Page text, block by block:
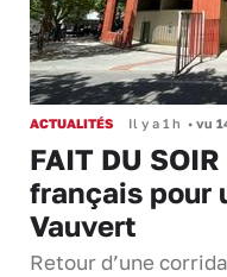
ACTUALITÉS Il y a 1 h • vu
FAIT DU
français pour
Vauvert
Retour d’une